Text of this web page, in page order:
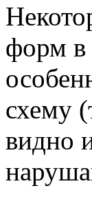
форм в
схему
видно